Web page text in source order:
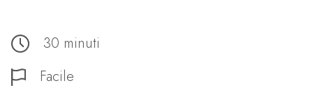
30 minuti
Facile